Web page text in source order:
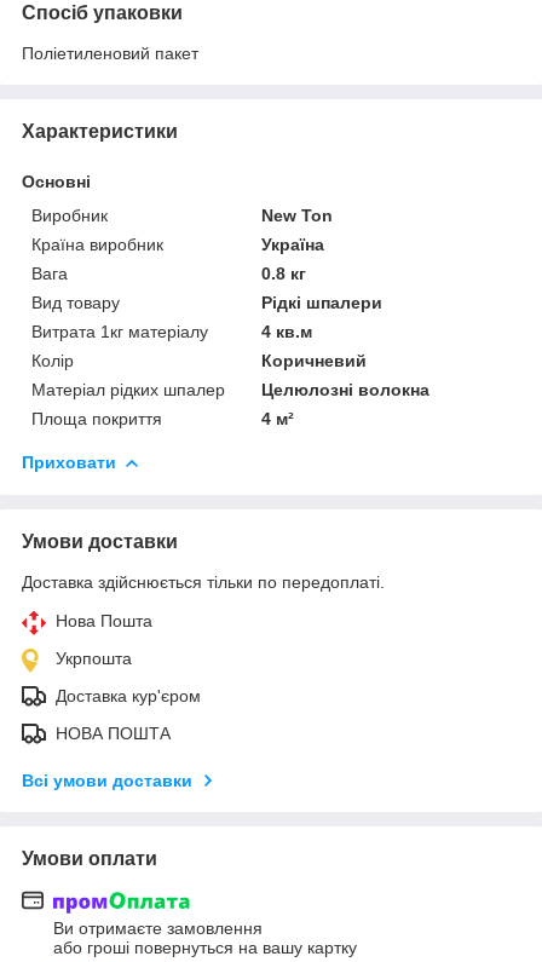
Спосіб упаковки
Поліетиленовий пакет
Характеристики
Основні
Виробник
New Ton
Країна виробник
Україна
Вага
0.8 кг
Вид товару
Рідкі шпалери
Витрата 1кг матеріалу
4 кв.м
Колір
Коричневий
Матеріал рідких шпалер
Целюлозні волокна
Площа покриття
4 м²
Приховати
Умови доставки
Доставка здійснюється тільки по передоплаті.
Нова Пошта
Укрпошта
Доставка кур'єром
НОВА ПОШТА
Всі умови доставки
Умови оплати
Ви отримаєте замовлення
або гроші повернуться на вашу картку